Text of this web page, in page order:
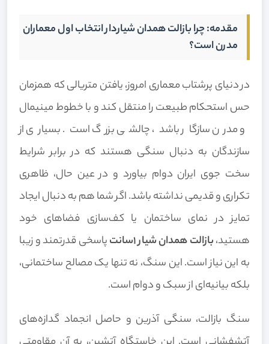
مقدمه: چرا بازالت همدان شیاردار انتخاب اول معماران
مدرن است؟
در دنیای پرشتاب معماری امروز، یافتن متریالی که همزمان
حس استحکام طبیعت را منتقل کند و با خطوط مینیمال
و مدرن سازگار باشد، چالشی بزرگ است. بسیاری از
سازندگان به دنبال سنگی هستند که در برابر شرایط
سخت جوی ایران دوام بیاورد و در عین حال، ظاهری
تکراری و قدیمی نداشته باشد. اگر شما هم به دنبال ایجاد
تمایز در نمای ساختمان یا کف‌سازی فضاهای خود
هستید،بازالت همدان شیار 1سانت
پاسخی قدرتمند و زیبا
به این نیاز است. این سنگ، نه تنها یک مصالح ساختمانی،
بلکه بیانیه‌ای از سبک و دوام است.
سنگ بازالت، سنگی آذرین و حاصل انجماد گدازه‌های